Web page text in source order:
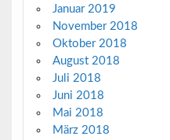
Januar 2019
November 2018
Oktober 2018
August 2018
Juli 2018
Juni 2018
Mai 2018
März 2018